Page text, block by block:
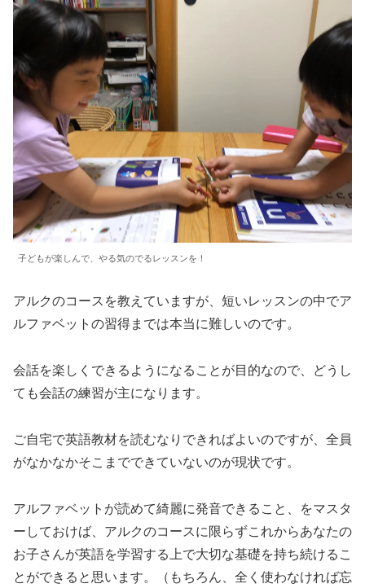
子どもが楽しんで、やる気のでるレッスンを！
アルクのコースを教えていますが、短いレッスンの中でア
ルファベットの習得までは本当に難しいのです。
会話を楽しくできるようになることが目的なので、どうし
ても会話の練習が主になります。
ご自宅で英語教材を読むなりできればよいのですが、全員
がなかなかそこまでできていないのが現状です。
アルファベットが読めて綺麗に発音できること、をマスタ
ーしておけば、アルクのコースに限らずこれからあなたの
お子さんが英語を学習する上で大切な基礎を持ち続けるこ
とができると思います。（もちろん、全く使わなければ忘